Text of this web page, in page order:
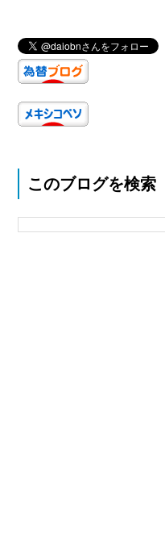
このブログを検索